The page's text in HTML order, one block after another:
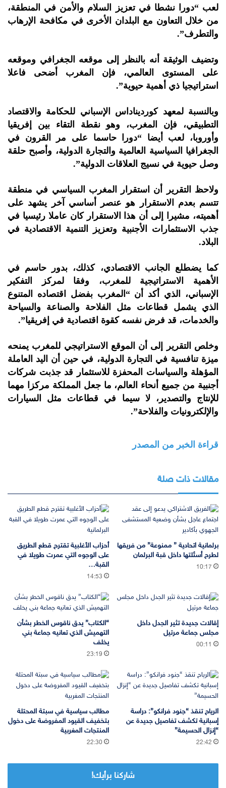
لعب “دورا نشطا في تعزيز السلام والأمن في المنطقة،
من خلال التعاون مع البلدان الأخرى في مكافحة الإرهاب
والتطرف”.
وتضيف الوثيقة أنه بالنظر إلى موقعه الجغرافي وموقعه
على المستوى العالمي، فإن المغرب أضحى فاعلا
استراتيجيا ذي أهمية حيوية”.
وبالنسبة لمعهد كورديناداس الإسباني للحكامة والاقتصاد
التطبيقي، فإن المغرب، وهو نقطة التقاء بين إفريقيا
وأوروبا، لعب أيضا “دورا حاسما على مر القرون في
الجغرافيا السياسية العالمية والتجارة الدولية، وأصبح حلقة
وصل حيوية في نسيج العلاقات الدولية”.
ولاحظ التقرير أن استقرار المغرب السياسي في منطقة
تتسم بعدم الاستقرار هو عنصر أساسي آخر يشهد على
أهميته، مشيرا إلى أن هذا الاستقرار كان عاملا رئيسيا في
جذب الاستثمارات الأجنبية وتعزيز التنمية الاقتصادية في
البلاد.
كما يضطلع الجانب الاقتصادي، كذلك، بدور حاسم في
الأهمية الاستراتيجية للمغرب، وفقا لمركز التفكير
الإسباني، الذي أكد أن “المغرب بفضل اقتصاده المتنوع
الذي يشمل قطاعات مثل الفلاحة والصناعة والسياحة
والخدمات، قد فرض نفسه كقوة اقتصادية في إفريقيا”.
وخلص التقرير إلى أن الموقع الاستراتيجي للمغرب يمنحه
ميزة تنافسية في التجارة الدولية، في حين أن اليد العاملة
المؤهلة والسياسات المحفزة للاستثمار قد جذبت شركات
أجنبية من جميع أنحاء العالم، ما جعل المملكة مركزا مهما
للإنتاج والتصدير، لا سيما في قطاعات مثل السيارات
والإلكترونيات والفلاحة”.
قراءة الخبر من المصدر
مقالات ذات صلة
برلمانية اتحادية ” ممنوعة” من فريقها
لطرح أسئلتها داخل قبة البرلمان
10:17
أحزاب الأغلبية تقترح قطع الطريق
على الوجوه التي عمرت طويلا في
القبة…
14:53
إقالات جديدة تثير الجدل داخل
مجلس جماعة مرتيل
00:11
“الكتاب” يدق ناقوس الخطر بشأن
التهميش الذي تعانيه جماعة بني
يخلف
23:19
الرياح تنقذ “جنود فرانكو”: دراسة
إسبانية تكشف تفاصيل جديدة عن
“إنزال الحسيمة”
22:42
مطالب سياسية في سبتة المحتلة
بتخفيف القيود المفروضة على دخول
المنتجات المغربية
22:30
شاركنا برأيك!